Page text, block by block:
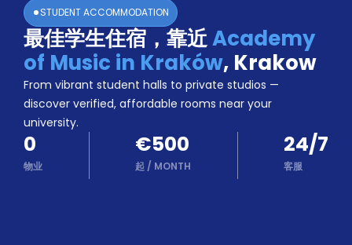
登
入
Booking
Accommodation
About
us
Blog
Refer
And
Earn
Become
STUDENT ACCOMMODATION
最佳学生住宿，靠近Academy
of Music in Kraków, Krakow
From vibrant student halls to private studios —
discover verified, affordable rooms near your
university.
0
物业
€500
起 / MONTH
24/7
客服